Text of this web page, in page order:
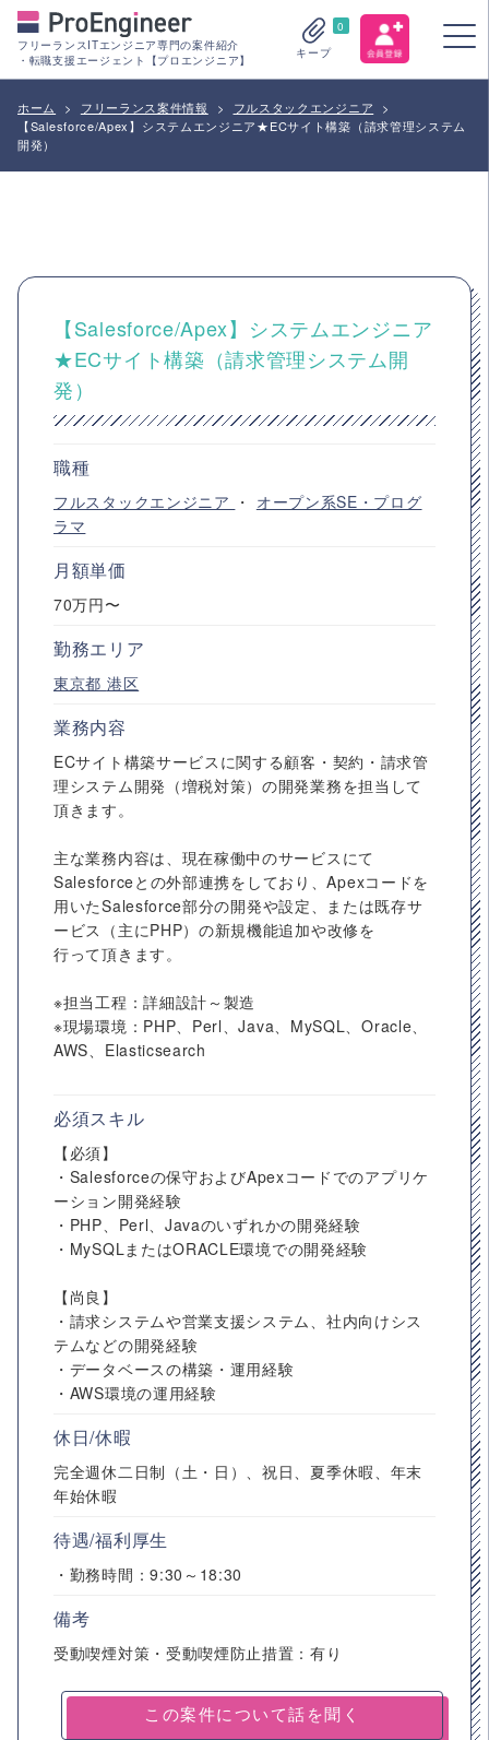
フリーランスITエンジニア専門の案件紹介
・転職支援エージェント【プロエンジニア】
0
キープ
ホーム > フリーランス案件情報 > フルスタックエンジニア
>
【Salesforce/Apex】システムエンジニア★ECサイト構築（請求管理システム
開発）
【Salesforce/Apex】システムエンジニア
★ECサイト構築（請求管理システム開
発）
職種
フルスタックエンジニア ・ オープン系SE・プログ
ラマ
月額単価
70万円〜
勤務エリア
東京都 港区
業務内容
ECサイト構築サービスに関する顧客・契約・請求管
理システム開発（増税対策）の開発業務を担当して
頂きます。
主な業務内容は、現在稼働中のサービスにて
Salesforceとの外部連携をしており、Apexコードを
用いたSalesforce部分の開発や設定、または既存サ
ービス（主にPHP）の新規機能追加や改修を
行って頂きます。
※担当工程：詳細設計～製造
※現場環境：PHP、Perl、Java、MySQL、Oracle、
AWS、Elasticsearch
必須スキル
【必須】
・Salesforceの保守およびApexコードでのアプリケ
ーション開発経験
・PHP、Perl、Javaのいずれかの開発経験
・MySQLまたはORACLE環境での開発経験
【尚良】
・請求システムや営業支援システム、社内向けシス
テムなどの開発経験
・データベースの構築・運用経験
・AWS環境の運用経験
休日/休暇
完全週休二日制（土・日）、祝日、夏季休暇、年末
年始休暇
待遇/福利厚生
・勤務時間：9:30～18:30
備考
受動喫煙対策・受動喫煙防止措置：有り